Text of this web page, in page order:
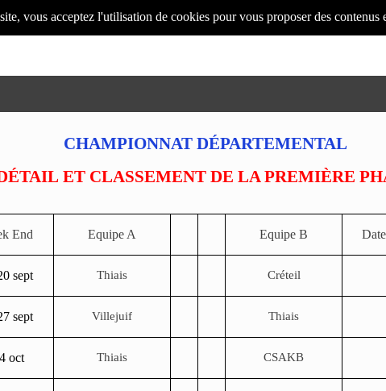
vous acceptez l'utilisation de cookies pour vous proposer des contenus
CHAMPIONNAT DÉPARTEMENTAL
ET CLASSEMENT DE LA PREMIÈRE
End Equipe A Equipe B
sept Thiais Créteil
sept Villejuif Thiais
oct Thiais CSAKB